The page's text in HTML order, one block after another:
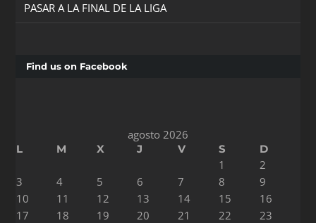
PASAR A LA FINAL DE LA LIGA
Find us on Facebook
agosto 2026
L M X J V S D
1
2
3
4 5 6 7 8
9
10
11 12 13 14 15
16
17
18 19 20 21 22
23